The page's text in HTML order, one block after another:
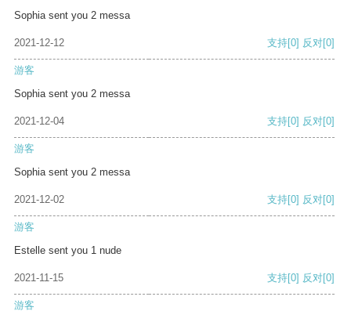
Sophia sent you 2 messa
2021-12-12 支持[0] 反对[0]
游客
Sophia sent you 2 messa
2021-12-04 支持[0] 反对[0]
游客
Sophia sent you 2 messa
2021-12-02 支持[0] 反对[0]
游客
Estelle sent you 1 nude
2021-11-15 支持[0] 反对[0]
游客